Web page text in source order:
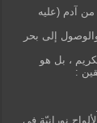
من آدم (عليه
إلى بحر
، بل هو
:
نورانيّة في